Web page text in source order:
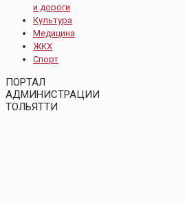
и дороги
Культура
Медицина
ЖКХ
Спорт
ПОРТАЛ
АДМИНИСТРАЦИИ
ТОЛЬЯТТИ